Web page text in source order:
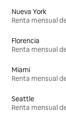
Nueva York
Florencia
Miami
Seattle